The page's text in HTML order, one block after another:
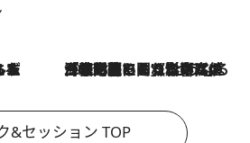
2026.8.3
「住宅建てられない…」「サーチャージ料の高値が続いている」ホルムズ海峡封鎖による影響はいつまで続く？《エネルギー専門家に聞く“どうなる日本の暮らし”》
&セッション TOP